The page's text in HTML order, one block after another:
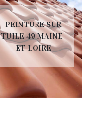
PEINTURE SUR
TUILE 49 MAINE-
ET-LOIRE